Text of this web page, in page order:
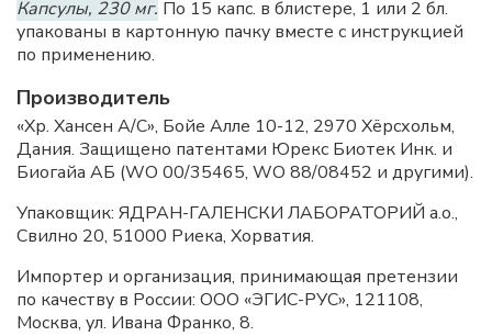
Капсулы, 230 мг. По 15 капс. в блистере, 1 или 2 бл.
упакованы в картонную пачку вместе с инструкцией
по применению.
Производитель
«Хр. Хансен А/С», Бойе Алле 10-12, 2970 Хёрсхольм,
Дания. Защищено патентами Юрекс Биотек Инк. и
Биогайа АБ (WO 00/35465, WO 88/08452 и другими).
Упаковщик: ЯДРАН-ГАЛЕНСКИ ЛАБОРАТОРИЙ а.о.,
Свилно 20, 51000 Риека, Хорватия.
Импортер и организация, принимающая претензии
по качеству в России: ООО «ЭГИС-РУС», 121108,
Москва, ул. Ивана Франко, 8.